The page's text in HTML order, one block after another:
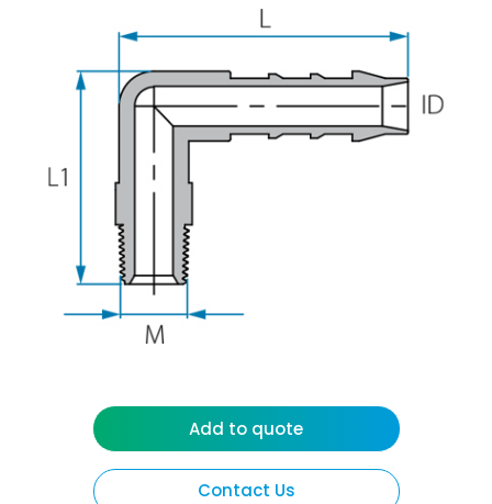
Contact Us
Add to quote